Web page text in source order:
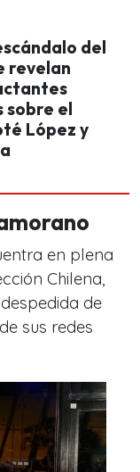
del
revelan
sobre el
López y
en plena
Chilena,
de
sus redes